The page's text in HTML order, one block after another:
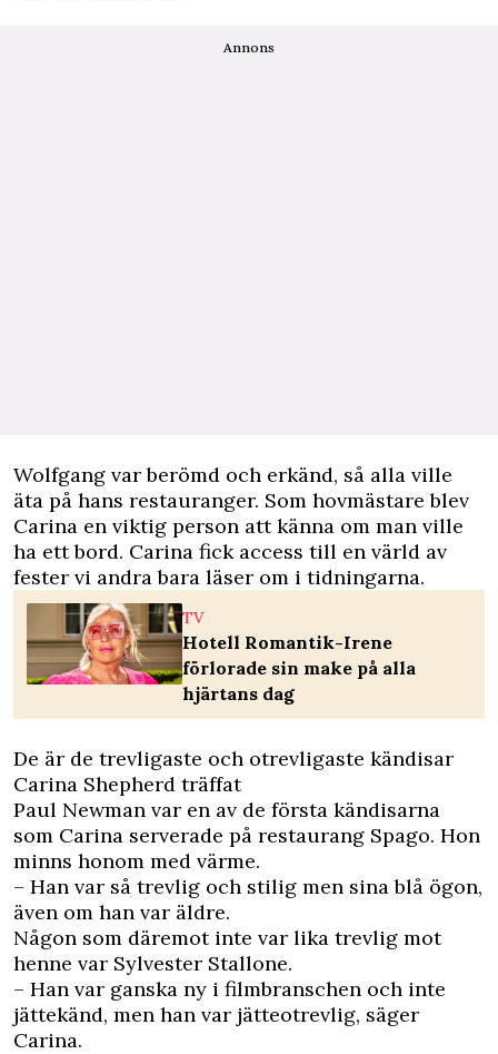
Annons
Wolfgang var berömd och erkänd, så alla ville
äta på hans restauranger. Som hovmästare blev
Carina en viktig person att känna om man ville
ha ett bord. Carina fick access till en värld av
fester vi andra bara läser om i tidningarna.
TV
Hotell Romantik-Irene
förlorade sin make på alla
hjärtans dag
De är de trevligaste och otrevligaste kändisar
Carina Shepherd träffat
Paul Newman var en av de första kändisarna
som Carina serverade på restaurang Spago. Hon
minns honom med värme.
– Han var så trevlig och stilig men sina blå ögon,
även om han var äldre.
Någon som däremot inte var lika trevlig mot
henne var Sylvester Stallone.
– Han var ganska ny i filmbranschen och inte
jättekänd, men han var jätteotrevlig, säger
Carina.